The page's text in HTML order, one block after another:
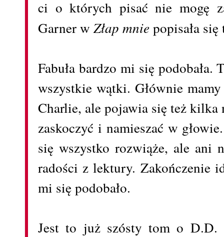
ci o których pisać nie mogę
Garner w Złap mnie popisała
Fabuła bardzo mi się podobała.
wszystkie wątki. Głównie
Charlie, ale pojawia się też
zaskoczyć i namieszać w
się wszystko rozwiąże, ale ani
radości z lektury. Zakończenie
mi się podobało.
Jest to już szósty tom o D.D.